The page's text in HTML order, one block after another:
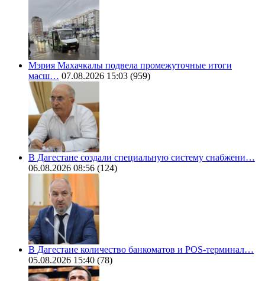
Мэрия Махачкалы подвела промежуточные итоги
масш… 07.08.2026 15:03 (959)
В Дагестане создали специальную систему снабжени…
06.08.2026 08:56 (124)
В Дагестане количество банкоматов и POS-терминал…
05.08.2026 15:40 (78)